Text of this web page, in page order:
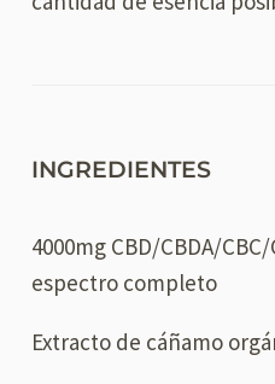
INGREDIENTES
4000mg CBD/CBDA/
espectro completo
Extracto de cáñamo